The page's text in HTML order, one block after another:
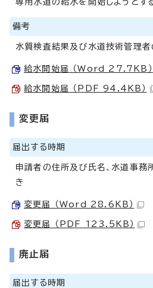
専用水道の給水を開始しようとす
備考
水質検査結果及び水道技術管理者
給水開始届 （Word 27.7KB）
給水開始届 （PDF 94.4KB）
変更届
届出する時期
申請者の住所及び氏名、水道事務
き
変更届 （Word 28.6KB）
変更届 （PDF 123.5KB）
廃止届
届出する時期